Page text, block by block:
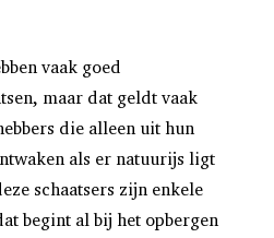
vaak goed
maar dat geldt vaak
die alleen uit hun
als er natuurijs ligt
schaatsers zijn enkele
begint al bij het opbergen